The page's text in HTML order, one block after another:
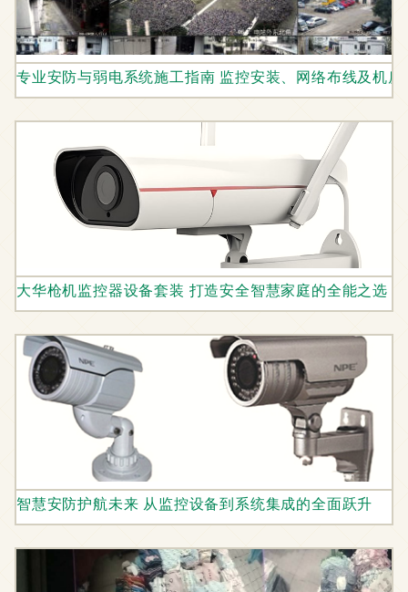
专业安防与弱电系统施工指南 监控安装、网络布线及机
大华枪机监控器设备套装 打造安全智慧家庭的全能之选
智慧安防护航未来 从监控设备到系统集成的全面跃升